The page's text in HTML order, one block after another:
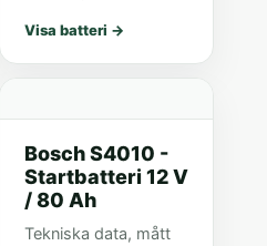
Visa batteri →
Bosch S4010 -
Startbatteri 12 V
/ 80 Ah
Tekniska data, mått